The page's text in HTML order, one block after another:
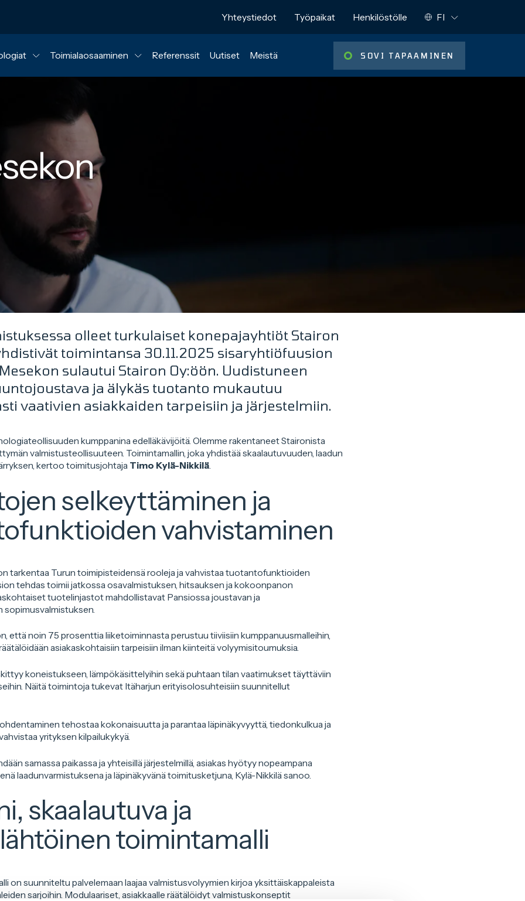
Yhteystiedot Työpaikat Henkilöstölle NYKYINEN KIELI:
FI
Toimialaosaaminen Referenssit Uutiset Meistä SOVI TAPAAMINEN
olleet turkulaiset konepajayhtiöt Stairon
toimintansa 30.11.2025 sisaryhtiöfuusion
sulautui Stairon Oy:öön. Uudistuneen
ja älykäs tuotanto mukautuu
vaativien asiakkaiden tarpeisiin ja järjestelmiin.
kumppanina edelläkävijöitä. Olemme rakentaneet Staironista
valmistusteollisuuteen. Toimintamallin, joka yhdistää skaalautuvuuden, laadun
kertoo toimitusjohtaja Timo Kylä-Nikkilä.
selkeyttäminen ja
vahvistaminen
tarkentaa Turun toimipisteidensä rooleja ja vahvistaa tuotantofunktioiden
tehdas toimii jatkossa osavalmistuksen, hitsauksen ja kokoonpanon
tuotelinjastot mahdollistavat Pansiossa joustavan ja
että noin 75 prosenttia liiketoiminnasta perustuu tiiviisiin kumppanuusmalleihin,
asiakaskohtaisiin tarpeisiin ilman kiinteitä volyymisitoumuksia.
koneistukseen, lämpökäsittelyihin sekä puhtaan tilan vaatimukset täyttäviin
Näitä toimintoja tukevat Itäharjun erityisolosuhteisiin suunnitellut
tehostaa kokonaisuutta ja parantaa läpinäkyvyyttä, tiedonkulkua ja
yrityksen kilpailukykyä.
samassa paikassa ja yhteisillä järjestelmillä, asiakas hyötyy nopeampana
laadunvarmistuksena ja läpinäkyvänä toimitusketjuna, Kylä-Nikkilä sanoo.
skaalautuva ja
toimintamalli
on suunniteltu palvelemaan laajaa valmistusvolyymien kirjoa yksittäiskappaleista
sarjoihin. Modulaariset, asiakkaalle räätälöidyt valmistuskonseptit